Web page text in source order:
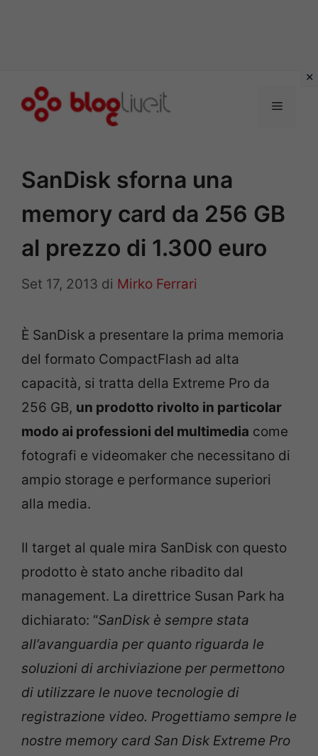
Menu
SanDisk sforna una
memory card da 256 GB
al prezzo di 1.300 euro
Set 17, 2013 di Mirko Ferrari
È SanDisk a presentare la prima memoria
del formato CompactFlash ad alta
capacità, si tratta della Extreme Pro da
256 GB, un prodotto rivolto in particolar
modo ai professioni del multimedia come
fotografi e videomaker che necessitano di
ampio storage e performance superiori
alla media.
Il target al quale mira SanDisk con questo
prodotto è stato anche ribadito dal
management. La direttrice Susan Park ha
dichiarato: “SanDisk è sempre stata
all’avanguardia per quanto riguarda le
soluzioni di archiviazione per permettono
di utilizzare le nuove tecnologie di
registrazione video. Progettiamo sempre le
nostre memory card San Disk Extreme Pro